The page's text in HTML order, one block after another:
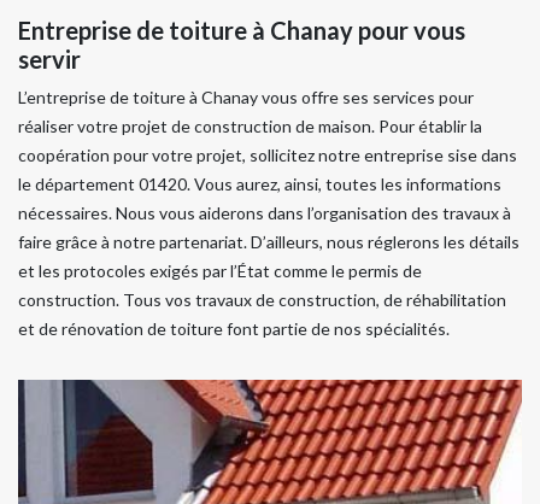
Entreprise de toiture à Chanay pour vous
servir
L’entreprise de toiture à Chanay vous offre ses services pour
réaliser votre projet de construction de maison. Pour établir la
coopération pour votre projet, sollicitez notre entreprise sise dans
le département 01420. Vous aurez, ainsi, toutes les informations
nécessaires. Nous vous aiderons dans l’organisation des travaux à
faire grâce à notre partenariat. D’ailleurs, nous réglerons les détails
et les protocoles exigés par l’État comme le permis de
construction. Tous vos travaux de construction, de réhabilitation
et de rénovation de toiture font partie de nos spécialités.